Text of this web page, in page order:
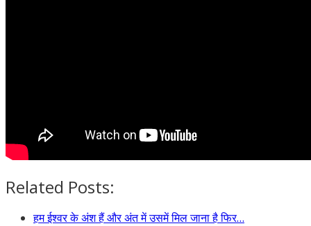
Related Posts:
हम ईश्वर के अंश हैं और अंत में उसमें मिल जाना है फिर…